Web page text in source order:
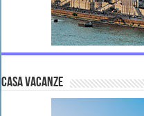
CASA VACANZE